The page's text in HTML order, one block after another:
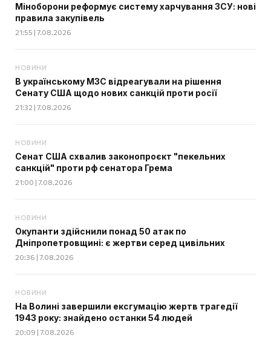
Міноборони реформує систему харчування ЗСУ: нові
правила закупівель
21:55 | 7.08.2026
НОВИНИ
В українському МЗС відреагували на рішення
Сенату США щодо нових санкцій проти росії
21:32 | 7.08.2026
НОВИНИ
Сенат США схвалив законопроєкт "пекельних
санкцій" проти рф сенатора Грема
21:00 | 7.08.2026
НОВИНИ
Окупанти здійснили понад 50 атак по
Дніпропетровщині: є жертви серед цивільних
20:36 | 7.08.2026
НОВИНИ
На Волині завершили ексгумацію жертв трагедії
1943 року: знайдено останки 54 людей
20:09 | 7.08.2026